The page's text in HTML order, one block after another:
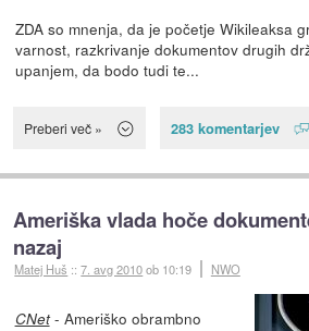
ZDA so mnenja, da je početje Wikileaksa
varnost, razkrivanje dokumentov drugih
upanjem, da bodo tudi te...
Preberi več » 283 komentarjev
Ameriška vlada hoče
nazaj
Matej Huš ::7. avg 2010ob 10:19 NWO
CNet- Ameriško obrambno